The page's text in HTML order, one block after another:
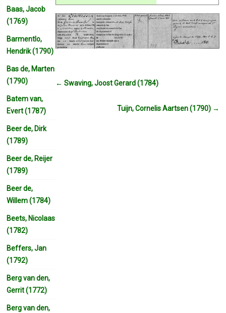
← Swaving, Joost Gerard (1784)
Tuijn, Cornelis Aartsen (1790) →
Baas, Jacob
(1769)
Barmentlo,
Hendrik (1790)
Bas de, Marten
(1790)
Batem van,
Evert (1787)
Beer de, Dirk
(1789)
Beer de, Reijer
(1789)
Beer de,
Willem (1784)
Beets, Nicolaas
(1782)
Beffers, Jan
(1792)
Berg van den,
Gerrit (1772)
Berg van den,